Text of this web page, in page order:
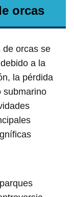
orcas
de orcas se
a la
la pérdida
submarino